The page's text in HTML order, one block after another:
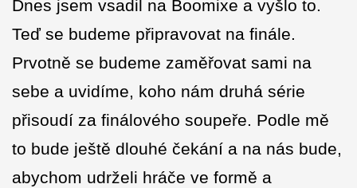
Dnes jsem vsadil na Boomixe a vyšlo to.
Teď se budeme připravovat na finále.
Prvotně se budeme zaměřovat sami na
sebe a uvidíme, koho nám druhá série
přisoudí za finálového soupeře. Podle mě
to bude ještě dlouhé čekání a na nás bude,
abychom udrželi hráče ve formě a